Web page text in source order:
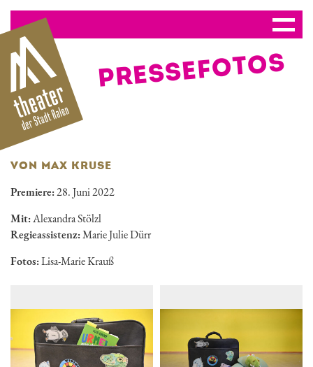
PRESSE­FOTOS
VON MAX KRUSE
Premiere:28. Juni 2022
Mit:Alexandra Stölzl
Regieassistenz:Marie Julie Dürr
Fotos:Lisa-Marie Krauß